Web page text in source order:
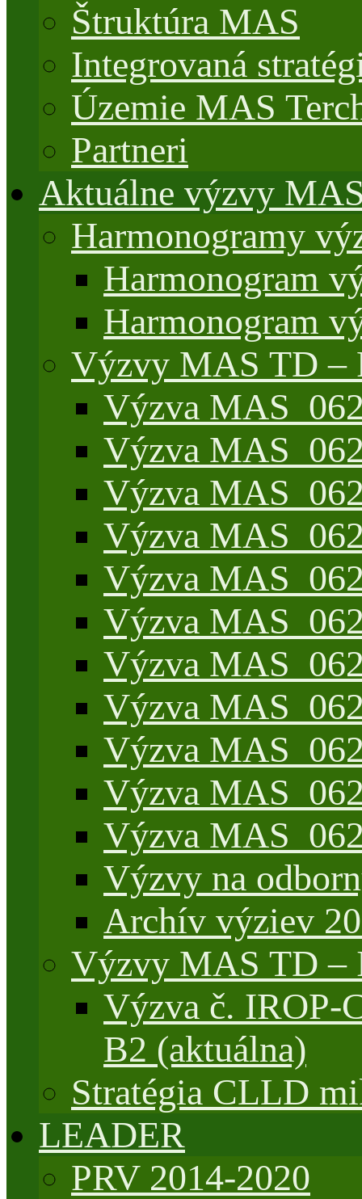
Štruktúra MAS
Integrovaná
Územie MAS
Partneri
Aktuálne výzvy
Harmonogramy
Harmonogram
Harmonogram
Výzvy MAS TD –
Výzva
Výzva
Výzva
Výzva
Výzva
Výzva
Výzva
Výzva
Výzva
Výzva
Výzva
Výzvy na
Archív výziev
Výzvy MAS TD –
Výzva č. IROP-
B2 (aktuálna)
Stratégia CLLD
LEADER
PRV 2014-2020